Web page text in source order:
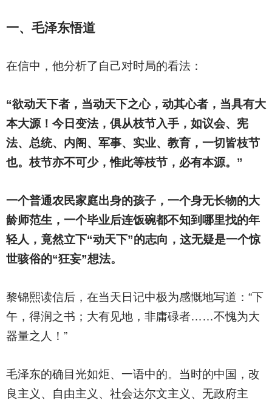
一、毛泽东悟道
在信中，他分析了自己对时局的看法：
“欲动天下者，当动天下之心，动其心者，当具有大
本大源！今日变法，俱从枝节入手，如议会、宪
法、总统、内阁、军事、实业、教育，一切皆枝节
也。枝节亦不可少，惟此等枝节，必有本源。”
一个普通农民家庭出身的孩子，一个身无长物的大
龄师范生，一个毕业后连饭碗都不知到哪里找的年
轻人，竟然立下“动天下”的志向，这无疑是一个惊
世骇俗的“狂妄”想法。
黎锦熙读信后，在当天日记中极为感慨地写道：“下
午，得润之书；大有见地，非庸碌者……不愧为大
器量之人！”
毛泽东的确目光如炬、一语中的。当时的中国，改
良主义、自由主义、社会达尔文主义、无政府主